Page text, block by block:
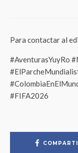
Para contactar al
#AventurasYuyRo
#FIFA2026